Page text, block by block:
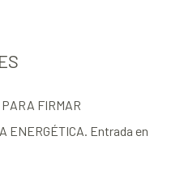
PARA FIRMAR
ENERGÉTICA. Entrada en